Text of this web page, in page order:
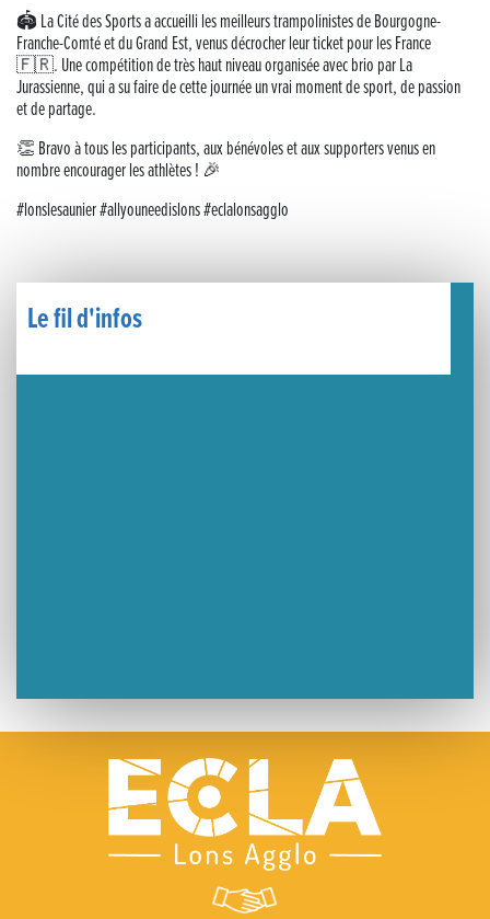
Concours Hippique de Saut d’Obstacles
Une visite pleine de saveurs à La Ferme du Coq Bressan à Courlaoux !
Le Carnavélo 2025 a illuminé Lons-le-Saunier !
La passerelle de la Guiche du Parc des Bains a été inaugurée
Le fil d'infos
🏟️ La Cité des Sports a accueilli les meilleurs trampolinistes de Bourgogne-
Franche-Comté et du Grand Est, venus décrocher leur ticket pour les France
🇫🇷. Une compétition de très haut niveau organisée avec brio par La
Jurassienne, qui a su faire de cette journée un vrai moment de sport, de passion
et de partage.
👏 Bravo à tous les participants, aux bénévoles et aux supporters venus en
nombre encourager les athlètes ! 🎉
#lonslesaunier #allyouneedislons #eclalonsagglo